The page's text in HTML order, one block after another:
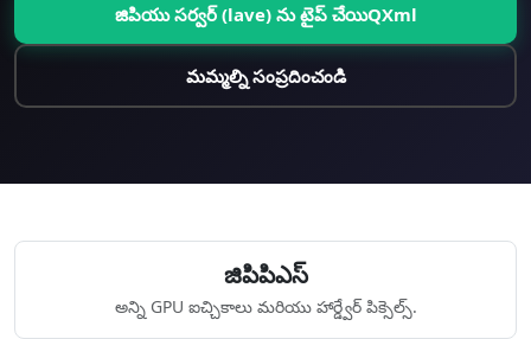
జిపియు సర్వర్ (lave) ను టైప్ చేయిQXml
మమ్మల్ని సంప్రదించండి
జిపిపిఎస్
అన్ని GPU ఐచ్చికాలు మరియు హార్డ్వేర్ పిక్సెల్స్.